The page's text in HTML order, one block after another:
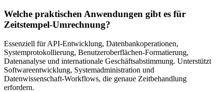
Welche praktischen Anwendungen gibt es für
Zeitstempel-Umrechnung?
Essenziell für API-Entwicklung, Datenbankoperationen,
Systemprotokollierung, Benutzeroberflächen-Formatierung,
Datenanalyse und internationale Geschäftsabstimmung. Unterstützt
Softwareentwicklung, Systemadministration und
Datenwissenschaft-Workflows, die genaue Zeitbehandlung
erfordern.